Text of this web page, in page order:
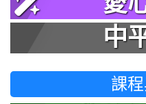
中
課